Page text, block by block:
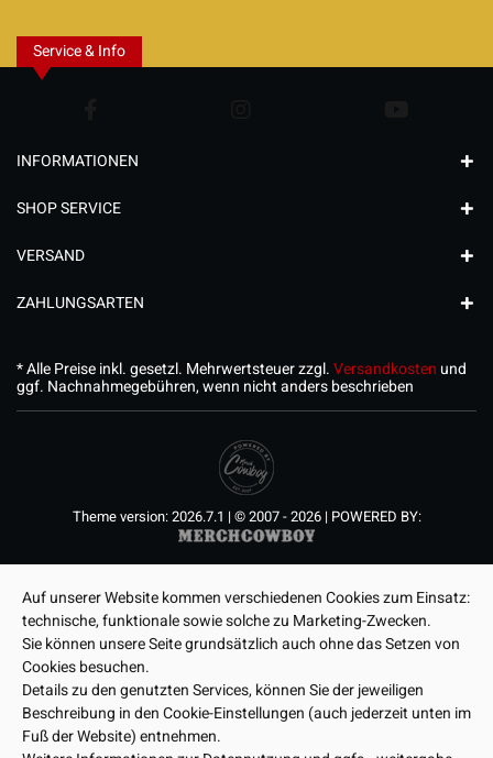
Service & Info
INFORMATIONEN
SHOP SERVICE
VERSAND
ZAHLUNGSARTEN
* Alle Preise inkl. gesetzl. Mehrwertsteuer zzgl.Versandkosten und
ggf. Nachnahmegebühren, wenn nicht anders beschrieben
Theme version: 2026.7.1 | © 2007 - 2026 | POWERED BY:
Auf unserer Website kommen verschiedenen Cookies zum Einsatz:
technische, funktionale sowie solche zu Marketing-Zwecken.
Sie können unsere Seite grundsätzlich auch ohne das Setzen von
Cookies besuchen.
Details zu den genutzten Services, können Sie der jeweiligen
Beschreibung in den Cookie-Einstellungen (auch jederzeit unten im
Fuß der Website) entnehmen.